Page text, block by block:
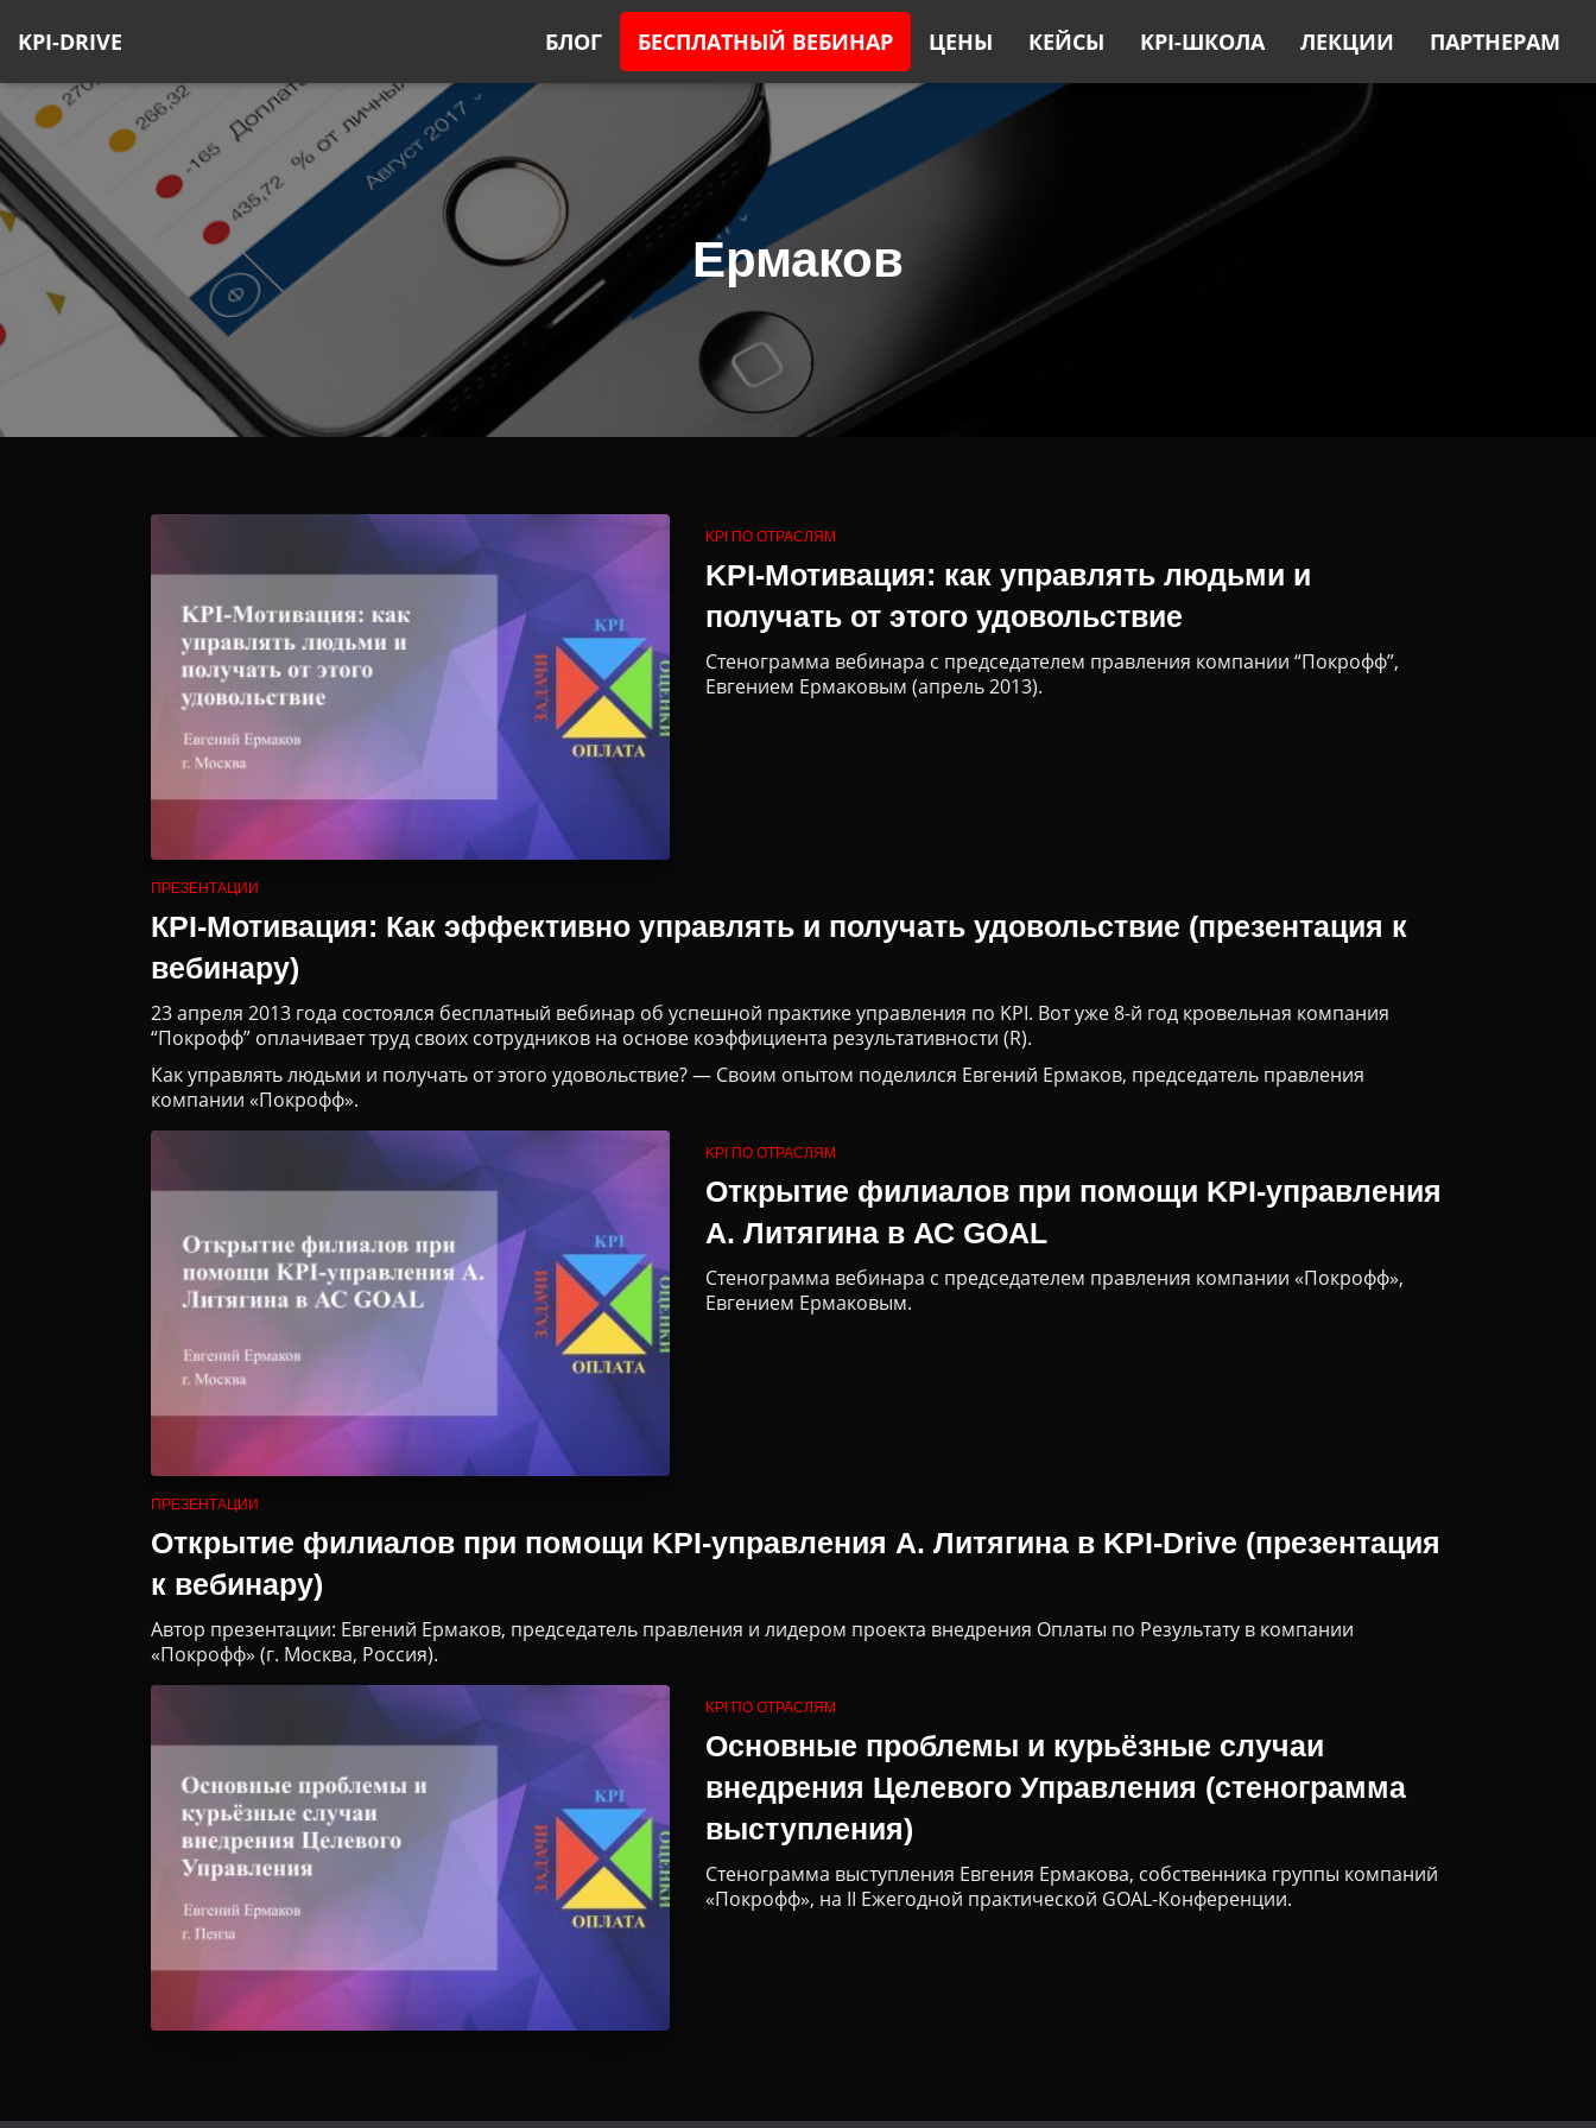
KPI-DRIVE БЛОГ БЕСПЛАТНЫЙ ВЕБИНАР ЦЕНЫ КЕЙСЫ KPI-ШКОЛА ЛЕКЦИИ ПАРТНЕРАМ
Ермаков
KPI ПО ОТРАСЛЯМ
KPI-Мотивация: как управлять людьми и
получать от этого удовольствие
Стенограмма вебинара с председателем правления компании “Покрофф”,
Евгением Ермаковым (апрель 2013).
ПРЕЗЕНТАЦИИ
КPI-Мотивация: Как эффективно управлять и получать удовольствие (презентация к
вебинару)
23 апреля 2013 года состоялся бесплатный вебинар об успешной практике управления по KPI. Вот уже 8-й год кровельная компания
“Покрофф” оплачивает труд своих сотрудников на основе коэффициента результативности (R).
Как управлять людьми и получать от этого удовольствие? — Своим опытом поделился Евгений Ермаков, председатель правления
компании «Покрофф».
KPI ПО ОТРАСЛЯМ
Открытие филиалов при помощи KPI-управления
А. Литягина в АС GOAL
Стенограмма вебинара с председателем правления компании «Покрофф»,
Евгением Ермаковым.
ПРЕЗЕНТАЦИИ
Открытие филиалов при помощи KPI-управления А. Литягина в KPI-Drive (презентация
к вебинару)
Автор презентации: Евгений Ермаков, председатель правления и лидером проекта внедрения Оплаты по Результату в компании
«Покрофф» (г. Москва, Россия).
KPI ПО ОТРАСЛЯМ
Основные проблемы и курьёзные случаи
внедрения Целевого Управления (cтенограмма
выступления)
Стенограмма выступления Евгения Ермакова, собственника группы компаний
«Покрофф», на II Ежегодной практической GOAL-Конференции.